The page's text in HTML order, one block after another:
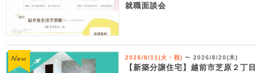
就職面談会
2026/8/11(火・祝) 〜 2026/8/20(木)
【新築分譲住宅】越前市芝原２丁目